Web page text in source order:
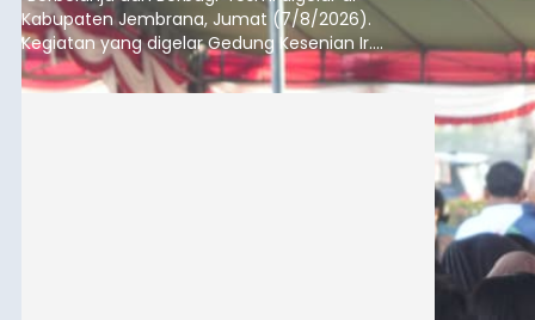
Kabupaten Jembrana, Jumat (7/8/2026).
Kegiatan yang digelar Gedung Kesenian Ir.
Soekarno ini memadukan pemberdayaan
ekonomi masyarakat dengan aksi sosial tersebut